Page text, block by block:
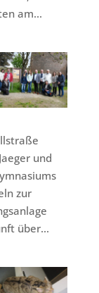
am...
und
zur
über...